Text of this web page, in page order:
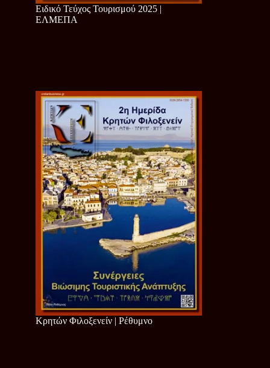
Ειδικό Τεύχος Τουρισμού 2025 |
ΕΛΜΕΠΑ
Κρητών Φιλοξενείν | Ρέθυμνο